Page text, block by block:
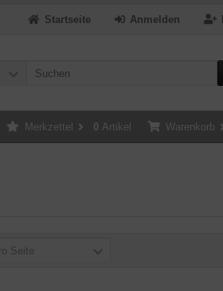
Anmelden
Startseite
Warenkorb
Merkzettel 0 Artikel
Seite